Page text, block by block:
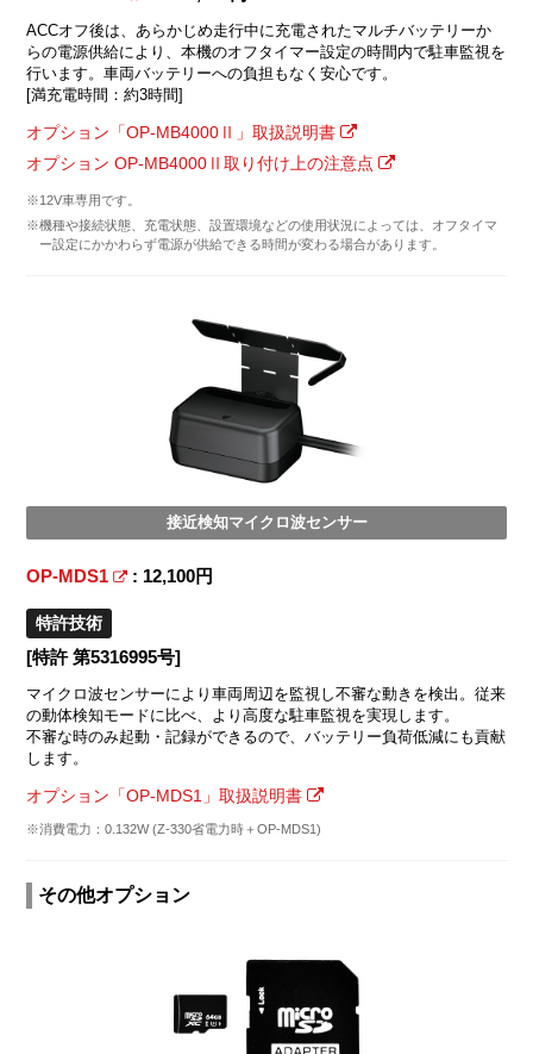
ACCオフ後は、あらかじめ走行中に充電されたマルチバッテリーか
らの電源供給により、本機のオフタイマー設定の時間内で駐車監視を
行います。車両バッテリーへの負担もなく安心です。
[満充電時間：約3時間]
オプション「OP-MB4000Ⅱ」取扱説明書
オプション OP-MB4000Ⅱ取り付け上の注意点
※12V車専用です。
※機種や接続状態、充電状態、設置環境などの使用状況によっては、オフタイマ
ー設定にかかわらず電源が供給できる時間が変わる場合があります。
接近検知マイクロ波センサー
OP-MDS1 : 12,100円
特許技術
[特許 第5316995号]
マイクロ波センサーにより車両周辺を監視し不審な動きを検出。従来
の動体検知モードに比べ、より高度な駐車監視を実現します。
不審な時のみ起動・記録ができるので、バッテリー負荷低減にも貢献
します。
オプション「OP-MDS1」取扱説明書
※消費電力：0.132W (Z-330省電力時＋OP-MDS1)
その他オプション